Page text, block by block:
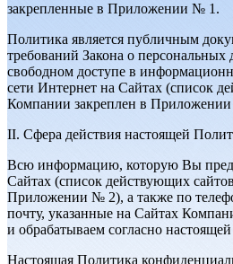
закрепленные в Приложении № 1.
Политика является публичным
требований Закона о персональных
свободном доступе в
сети Интернет на Сайтах (список
Компании закреплен в
II. Сфера действия настоящей
Всю информацию, которую Вы
Сайтах (список действующих
Приложении № 2), а также по
почту, указанные на Сайтах
и обрабатываем согласно
Настоящая Политика